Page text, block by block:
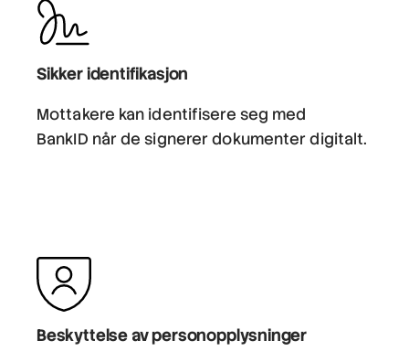
Sikker identifikasjon
Mottakere kan identifisere seg med
BankID når de signerer dokumenter digitalt.
Beskyttelse av personopplysninger